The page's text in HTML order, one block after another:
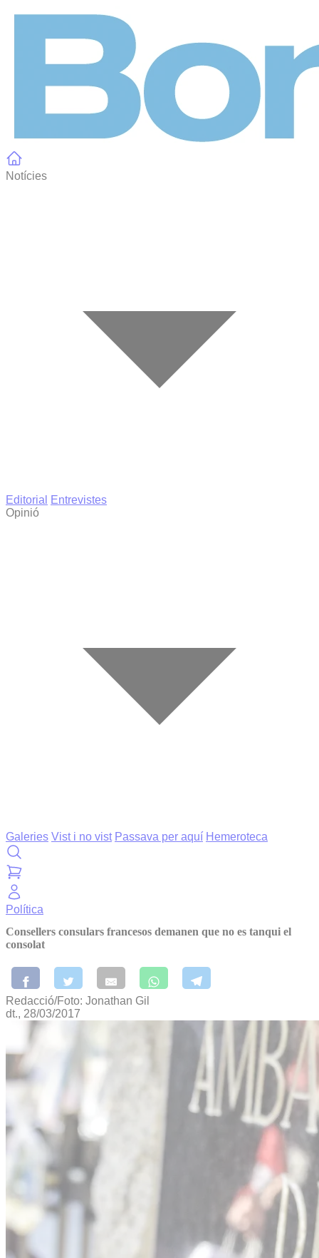
Notícies
Editorial
Entrevistes
Opinió
Galeries Vist i no vist Passava per aquí Hemeroteca
Política
Consellers consulars francesos demanen que no es tanqui el
consolat
Redacció/Foto: Jonathan Gil
dt., 28/03/2017